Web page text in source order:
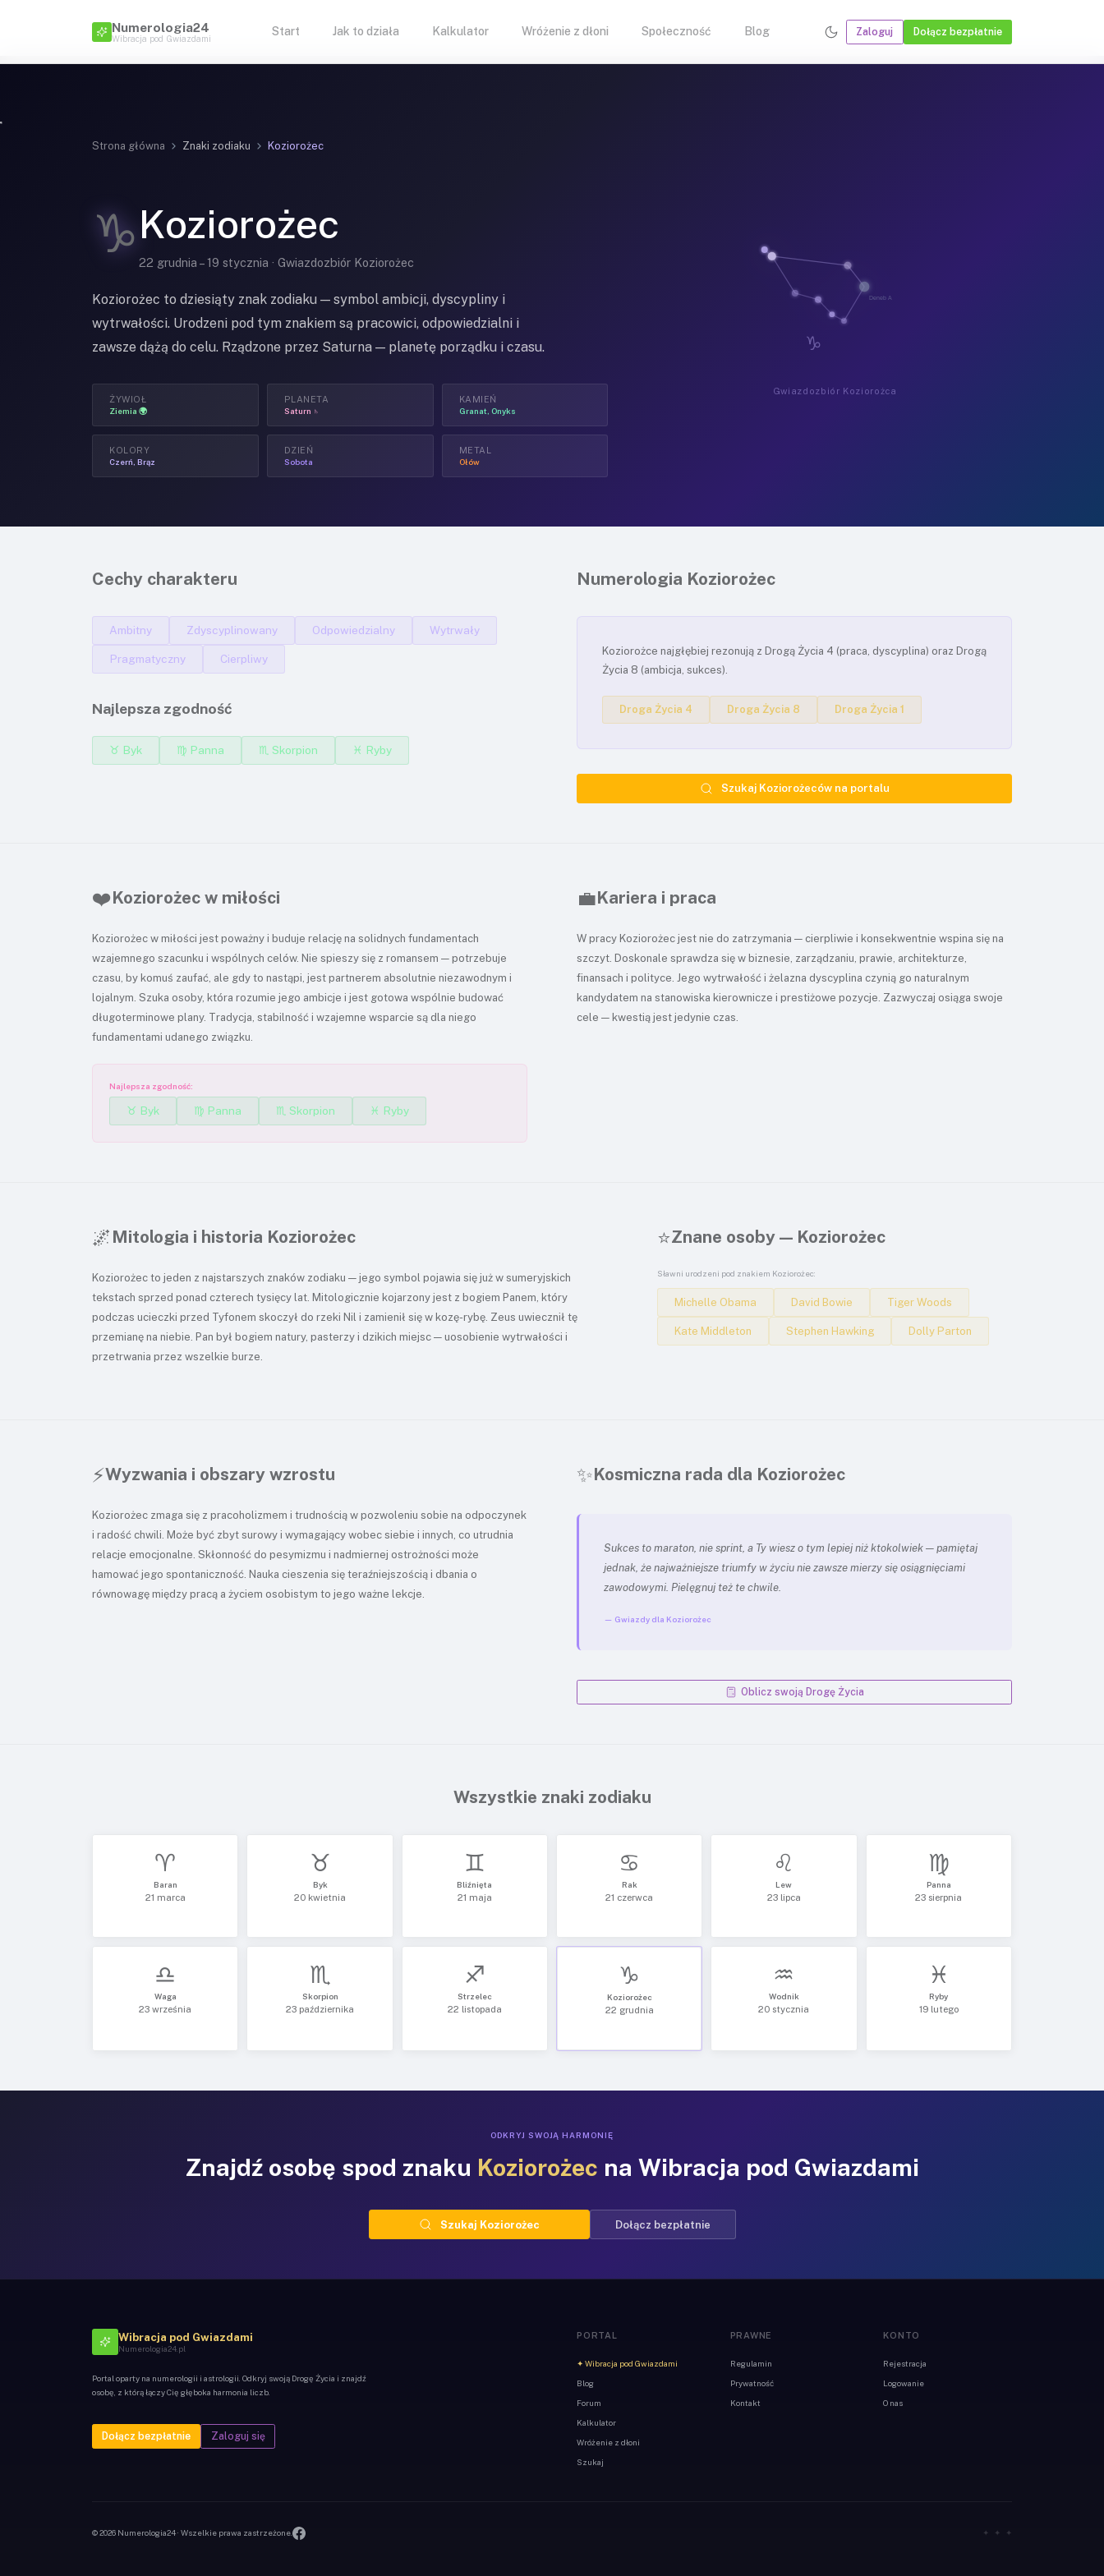
Numerologia24
Wibracja pod Gwiazdami
Start Jak to działa Kalkulator Wróżenie z dłoni Społeczność Blog Zaloguj Dołącz bezpłatnie
Strona główna Znaki zodiaku Koziorożec
♑Koziorożec
22 grudnia – 19 stycznia · Gwiazdozbiór Koziorożec
Koziorożec to dziesiąty znak zodiaku — symbol ambicji, dyscypliny i
wytrwałości. Urodzeni pod tym znakiem są pracowici, odpowiedzialni i
zawsze dążą do celu. Rządzone przez Saturna — planetę porządku i czasu.
ŻYWIOŁ
Ziemia 🌍
PLANETA
Saturn ♄
KAMIEŃ
Granat, Onyks
KOLORY
Czerń, Brąz
DZIEŃ
Sobota
METAL
Ołów
Deneb Algedi
♑
Gwiazdozbiór Koziorożca
Cechy charakteru
Ambitny Zdyscyplinowany Odpowiedzialny Wytrwały
Pragmatyczny Cierpliwy
Najlepsza zgodność
♉ Byk ♍ Panna ♏ Skorpion ♓ Ryby
Numerologia Koziorożec
Koziorożce najgłębiej rezonują z Drogą Życia 4 (praca, dyscyplina) oraz Drogą
Życia 8 (ambicja, sukces).
Droga Życia 4 Droga Życia 8 Droga Życia 1
Szukaj Koziorożeców na portalu
❤️Koziorożec w miłości
Koziorożec w miłości jest poważny i buduje relację na solidnych fundamentach
wzajemnego szacunku i wspólnych celów. Nie spieszy się z romansem — potrzebuje
czasu, by komuś zaufać, ale gdy to nastąpi, jest partnerem absolutnie niezawodnym i
lojalnym. Szuka osoby, która rozumie jego ambicje i jest gotowa wspólnie budować
długoterminowe plany. Tradycja, stabilność i wzajemne wsparcie są dla niego
fundamentami udanego związku.
Najlepsza zgodność:
♉ Byk ♍ Panna ♏ Skorpion ♓ Ryby
💼Kariera i praca
W pracy Koziorożec jest nie do zatrzymania — cierpliwie i konsekwentnie wspina się na
szczyt. Doskonale sprawdza się w biznesie, zarządzaniu, prawie, architekturze,
finansach i polityce. Jego wytrwałość i żelazna dyscyplina czynią go naturalnym
kandydatem na stanowiska kierownicze i prestiżowe pozycje. Zazwyczaj osiąga swoje
cele — kwestią jest jedynie czas.
🌌 Mitologia i historia Koziorożec
Koziorożec to jeden z najstarszych znaków zodiaku — jego symbol pojawia się już w sumeryjskich
tekstach sprzed ponad czterech tysięcy lat. Mitologicznie kojarzony jest z bogiem Panem, który
podczas ucieczki przed Tyfonem skoczył do rzeki Nil i zamienił się w kozę-rybę. Zeus uwiecznił tę
przemianę na niebie. Pan był bogiem natury, pasterzy i dzikich miejsc — uosobienie wytrwałości i
przetrwania przez wszelkie burze.
⭐Znane osoby — Koziorożec
Sławni urodzeni pod znakiem Koziorożec:
Michelle Obama David Bowie Tiger Woods
Kate Middleton Stephen Hawking Dolly Parton
⚡Wyzwania i obszary wzrostu
Koziorożec zmaga się z pracoholizmem i trudnością w pozwoleniu sobie na odpoczynek
i radość chwili. Może być zbyt surowy i wymagający wobec siebie i innych, co utrudnia
relacje emocjonalne. Skłonność do pesymizmu i nadmiernej ostrożności może
hamować jego spontaniczność. Nauka cieszenia się teraźniejszością i dbania o
równowagę między pracą a życiem osobistym to jego ważne lekcje.
✨Kosmiczna rada dla Koziorożec
Sukces to maraton, nie sprint, a Ty wiesz o tym lepiej niż ktokolwiek — pamiętaj
jednak, że najważniejsze triumfy w życiu nie zawsze mierzy się osiągnięciami
zawodowymi. Pielęgnuj też te chwile.
— Gwiazdy dla Koziorożec
Oblicz swoją Drogę Życia
Wszystkie znaki zodiaku
♈
Baran
21 marca
♉
Byk
20 kwietnia
♊
Bliźnięta
21 maja
♋
Rak
21 czerwca
♌
Lew
23 lipca
♍
Panna
23 sierpnia
♎
Waga
23 września
♏
Skorpion
23 października
♐
Strzelec
22 listopada
♑
Koziorożec
22 grudnia
♒
Wodnik
20 stycznia
♓
Ryby
19 lutego
ODKRYJ SWOJĄ HARMONIĘ
Znajdź osobę spod znaku Koziorożec na Wibracja pod Gwiazdami
Szukaj Koziorożec Dołącz bezpłatnie
Wibracja pod Gwiazdami
Numerologia24.pl
Portal oparty na numerologii i astrologii. Odkryj swoją Drogę Życia i znajdź
osobę, z którą łączy Cię głęboka harmonia liczb.
Dołącz bezpłatnie Zaloguj się
PORTAL
✦ Wibracja pod Gwiazdami
Blog
Forum
Kalkulator
Wróżenie z dłoni
Szukaj
PRAWNE
Regulamin
Prywatność
Kontakt
KONTO
Rejestracja
Logowanie
O nas
© 2026 Numerologia24 · Wszelkie prawa zastrzeżone. ✦ ✦ ✦